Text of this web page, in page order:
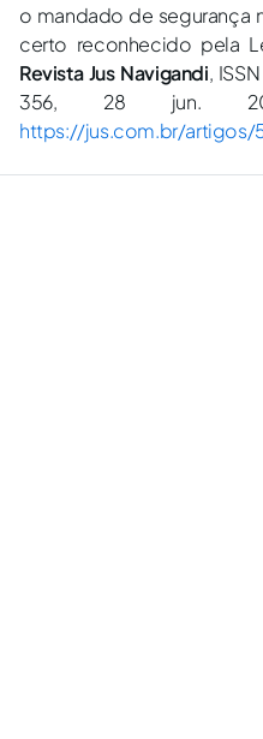
o mandado de segurança
certo reconhecido pela
Revista Jus Navigandi,
356, 28 jun.
https://jus.com.br/artigos/